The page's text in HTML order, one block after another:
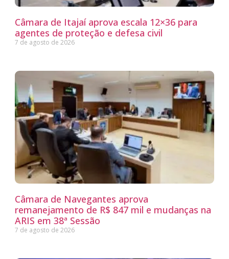
Câmara de Itajaí aprova escala 12×36 para
agentes de proteção e defesa civil
7 de agosto de 2026
Câmara de Navegantes aprova
remanejamento de R$ 847 mil e mudanças na
ARIS em 38ª Sessão
7 de agosto de 2026